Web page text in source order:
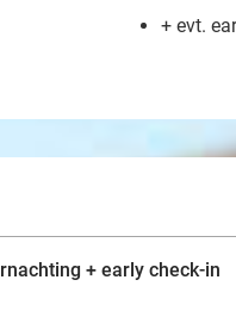
+ evt.
+ early check-in